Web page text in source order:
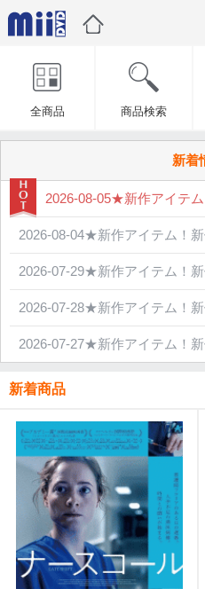
全商品 商品検索
新着
2026-08-05★新作アイテ
2026-08-04★新作アイテム！
2026-07-29★新作アイテム！
2026-07-28★新作アイテム！
2026-07-27★新作アイテム！
新着商品